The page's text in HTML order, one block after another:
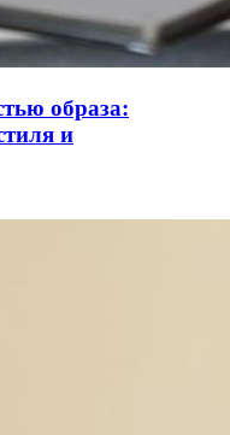
образа:
и